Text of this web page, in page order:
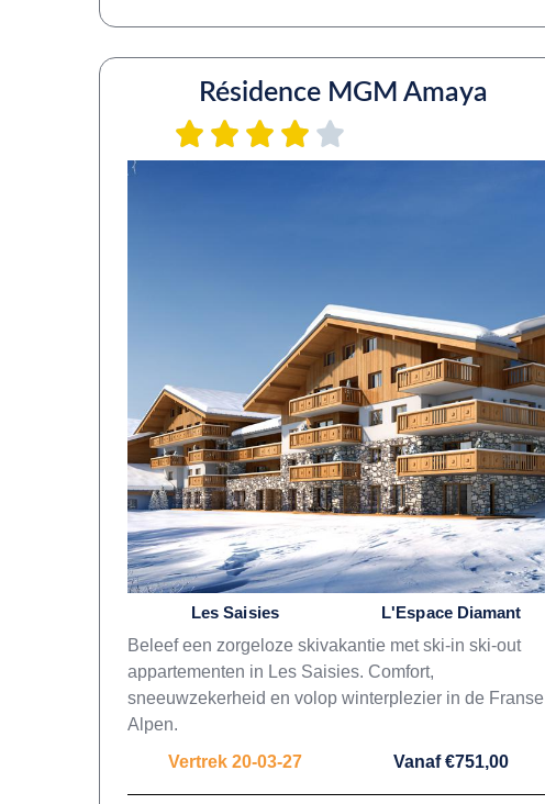
Résidence MGM Amaya
Les Saisies
L'Espace Diamant
Beleef een zorgeloze skivakantie met ski-in ski-out
appartementen in Les Saisies. Comfort,
sneeuwzekerheid en volop winterplezier in de Franse
Alpen.
Vertrek 20-03-27
Vanaf €751,00